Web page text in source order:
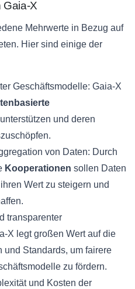
Gaia-X
Mehrwerte in Bezug auf
Hier sind einige der
Geschäftsmodelle: Gaia-X
und deren
von Daten: Durch
Kooperationen sollen Daten
Wert zu steigern und
transparenter
X legt großen Wert auf die
und Standards, um fairere
zu fördern.
und Kosten der